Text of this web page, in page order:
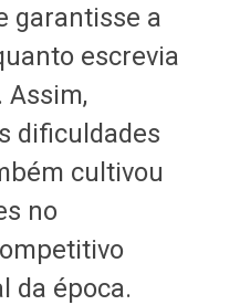
garantisse a
escrevia
Assim,
dificuldades
cultivou
no
da época.